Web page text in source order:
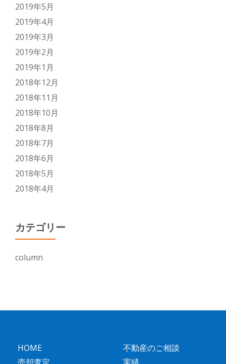
2019年5月
2019年4月
2019年3月
2019年2月
2019年1月
2018年12月
2018年11月
2018年10月
2018年8月
2018年7月
2018年6月
2018年5月
2018年4月
カテゴリー
column
HOME
不動産のご相談
売却査定
実績